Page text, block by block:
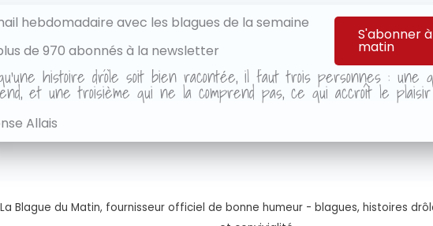
hebdomadaire avec les blagues de la semaine
de 970 abonnés à la newsletter
S'abonner
matin
histoire drôle soit bien racontée, il faut trois personnes : une
et une troisième qui ne la comprend pas, ce qui accroît le
Allais
La Blague du Matin, fournisseur officiel de bonne humeur - blagues, histoires